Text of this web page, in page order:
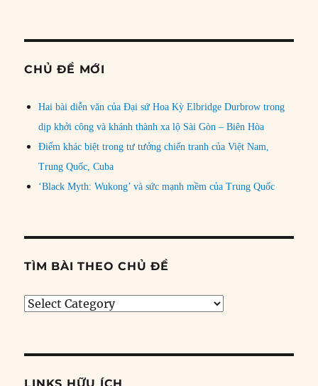
CHỦ ĐỀ MỚI
Hai bài diễn văn của Đại sứ Hoa Kỳ Elbridge Durbrow trong
dịp khởi công và khánh thành xa lộ Sài Gòn – Biên Hòa
Điểm khác biệt trong tư tưởng chiến tranh của Việt Nam,
Trung Quốc, Cuba
‘Black Myth: Wukong’ và sức mạnh mềm của Trung Quốc
TÌM BÀI THEO CHỦ ĐỀ
Tìm
đề